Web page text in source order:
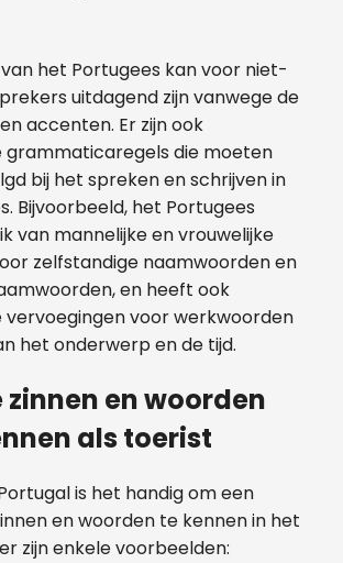
het Portugees kan voor niet-
uitdagend zijn vanwege de
accenten. Er zijn ook
grammaticaregels die moeten
bij het spreken en schrijven in
Bijvoorbeeld, het Portugees
van mannelijke en vrouwelijke
zelfstandige naamwoorden en
en heeft ook
vervoegingen voor werkwoorden
het onderwerp en de tijd.
en woorden
als toerist
is het handig om een
en woorden te kennen in het
zijn enkele voorbeelden: